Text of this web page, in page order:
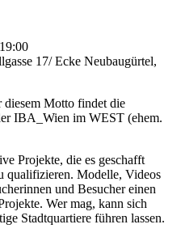
17/ Ecke Neubaugürtel,
diesem Motto findet die
IBA_Wien im WEST (ehem.
Projekte, die es geschafft
qualifizieren. Modelle, Videos
und Besucher einen
Wer mag, kann sich
Stadtquartiere führen lassen.